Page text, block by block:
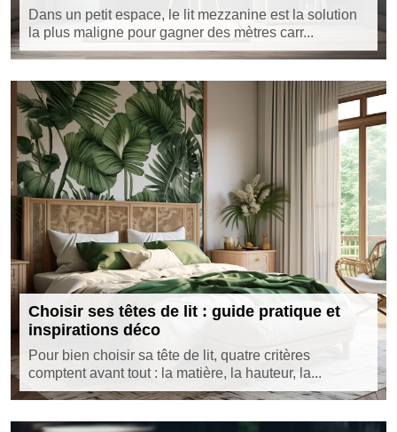
Dans un petit espace, le lit mezzanine est la solution
la plus maligne pour gagner des mètres carr...
Choisir ses têtes de lit : guide pratique et
inspirations déco
Pour bien choisir sa tête de lit, quatre critères
comptent avant tout : la matière, la hauteur, la...